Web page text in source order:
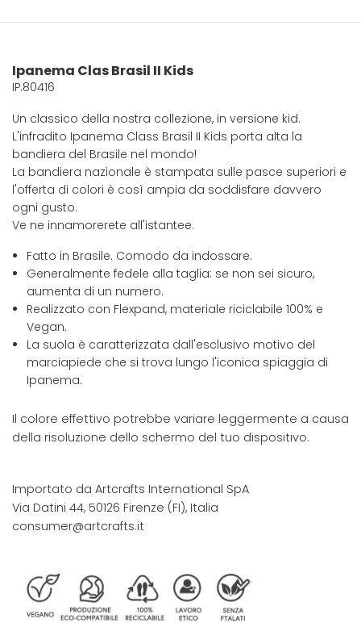
Ipanema Clas Brasil II Kids
IP.80416
Un classico della nostra collezione, in versione kid.
L'infradito Ipanema Class Brasil II Kids porta alta la
bandiera del Brasile nel mondo!
La bandiera nazionale è stampata sulle pasce superiori e
l'offerta di colori è così ampia da soddisfare davvero
ogni gusto.
Ve ne innamorerete all'istantee.
Fatto in Brasile. Comodo da indossare.
Generalmente fedele alla taglia: se non sei sicuro,
aumenta di un numero.
Realizzato con Flexpand, materiale riciclabile 100% e
Vegan.
La suola è caratterizzata dall'esclusivo motivo del
marciapiede che si trova lungo l'iconica spiaggia di
Ipanema.
Il colore effettivo potrebbe variare leggermente a causa
della risoluzione dello schermo del tuo dispositivo.
Importato da Artcrafts International SpA
Via Datini 44, 50126 Firenze (FI), Italia
consumer@artcrafts.it